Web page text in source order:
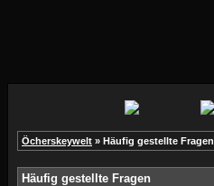
Öcherskeywelt » Häufig gestellte Fragen
Häufig gestellte Fragen